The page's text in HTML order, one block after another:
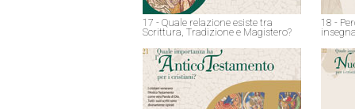
17 - Quale relazione esiste tra
Scrittura, Tradizione e Magistero?
18 -